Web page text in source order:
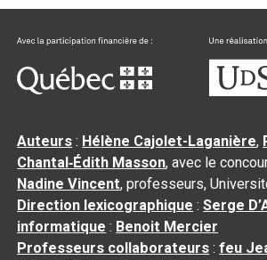
Auteurs : Hélène Cajolet-Laganière,
Chantal‑Édith Masson, avec le
Nadine Vincent, professeurs,
Direction lexicographique :Serge
informatique : Benoit Mercier
Professeurs collaborateurs :feu